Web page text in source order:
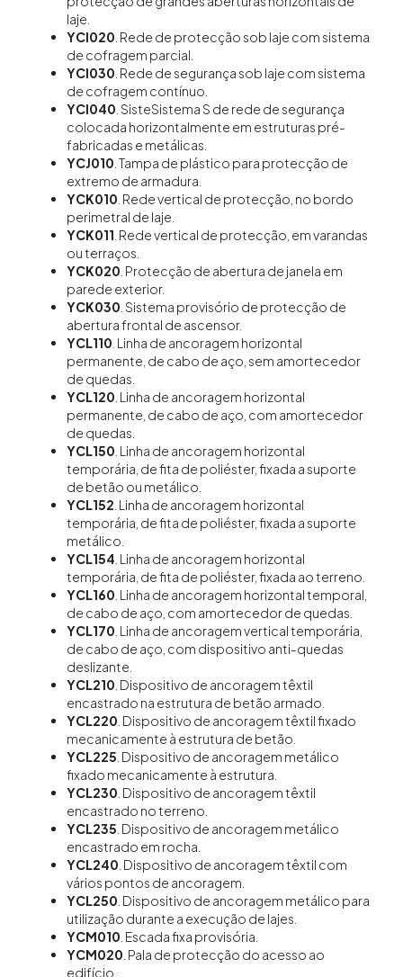
laje.
YCI020 . Rede de protecção sob laje com sistema
de cofragem parcial.
YCI030 . Rede de segurança sob laje com sistema
de cofragem contínuo.
YCI040 . SisteSistema S de rede de segurança
colocada horizontalmente em estruturas pré-
fabricadas e metálicas.
YCJ010 . Tampa de plástico para protecção de
extremo de armadura.
YCK010 . Rede vertical de protecção, no bordo
perimetral de laje.
YCK011 . Rede vertical de protecção, em varandas
ou terraços.
YCK020 . Protecção de abertura de janela em
parede exterior.
YCK030 . Sistema provisório de protecção de
abertura frontal de ascensor.
YCL110 . Linha de ancoragem horizontal
permanente, de cabo de aço, sem amortecedor
de quedas.
YCL120 . Linha de ancoragem horizontal
permanente, de cabo de aço, com amortecedor
de quedas.
YCL150 . Linha de ancoragem horizontal
temporária, de fita de poliéster, fixada a suporte
de betão ou metálico.
YCL152 . Linha de ancoragem horizontal
temporária, de fita de poliéster, fixada a suporte
metálico.
YCL154 . Linha de ancoragem horizontal
temporária, de fita de poliéster, fixada ao terreno.
YCL160 . Linha de ancoragem horizontal temporal,
de cabo de aço, com amortecedor de quedas.
YCL170 . Linha de ancoragem vertical temporária,
de cabo de aço, com dispositivo anti-quedas
deslizante.
YCL210 . Dispositivo de ancoragem têxtil
encastrado na estrutura de betão armado.
YCL220 . Dispositivo de ancoragem têxtil fixado
mecanicamente à estrutura de betão.
YCL225 . Dispositivo de ancoragem metálico
fixado mecanicamente à estrutura.
YCL230 . Dispositivo de ancoragem têxtil
encastrado no terreno.
YCL235 . Dispositivo de ancoragem metálico
encastrado em rocha.
YCL240 . Dispositivo de ancoragem têxtil com
vários pontos de ancoragem.
YCL250 . Dispositivo de ancoragem metálico para
utilização durante a execução de lajes.
YCM010 . Escada fixa provisória.
YCM020 . Pala de protecção do acesso ao
edifício.